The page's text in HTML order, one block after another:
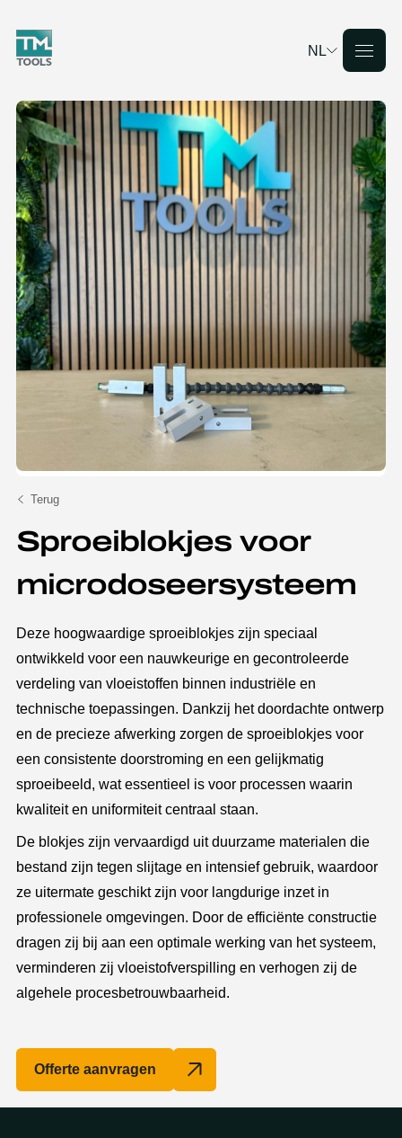
NL
Deutsch
Nederlands
Terug
Sproeiblokjes voor
microdoseersysteem
Deze hoogwaardige sproeiblokjes zijn speciaal
ontwikkeld voor een nauwkeurige en gecontroleerde
verdeling van vloeistoffen binnen industriële en
technische toepassingen. Dankzij het doordachte ontwerp
en de precieze afwerking zorgen de sproeiblokjes voor
een consistente doorstroming en een gelijkmatig
sproeibeeld, wat essentieel is voor processen waarin
kwaliteit en uniformiteit centraal staan.
De blokjes zijn vervaardigd uit duurzame materialen die
bestand zijn tegen slijtage en intensief gebruik, waardoor
ze uitermate geschikt zijn voor langdurige inzet in
professionele omgevingen. Door de efficiënte constructie
dragen zij bij aan een optimale werking van het systeem,
verminderen zij vloeistofverspilling en verhogen zij de
algehele procesbetrouwbaarheid.
Offerte aanvragen